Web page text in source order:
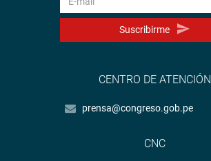
Suscribirme
CENTRO DE ATENCIÓN
prensa@congreso.gob.pe
CNC